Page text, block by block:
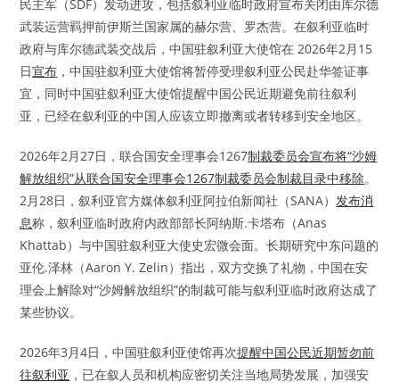
民主军（SDF）发动进攻，包括叙利亚临时政府宣布关闭由库尔德
武装运营羁押前伊斯兰国家属的赫尔营、罗杰营。在叙利亚临时
政府与库尔德武装交战后，中国驻叙利亚大使馆在 2026年2月15
日宣布 ，中国驻叙利亚大使馆将暂停受理叙利亚公民赴华签证事
宜，同时中国驻叙利亚大使馆提醒中国公民近期避免前往叙利
亚，已经在叙利亚的中国人应该立即撤离或者转移到安全地区。
2026年2月27日，联合国安全理事会1267制裁委员会宣布将“沙姆
解放组织”从联合国安全理事会1267制裁委员会制裁目录中移除。
2月28日，叙利亚官方媒体叙利亚阿拉伯新闻社（SANA） 发布消
息称，叙利亚临时政府内政部部长阿纳斯.卡塔布（Anas
Khattab）与中国驻叙利亚大使史宏微会面。长期研究中东问题的
亚伦.泽林（Aaron Y. Zelin）指出，双方交换了礼物，中国在安
理会上解除对“沙姆解放组织”的制裁可能与叙利亚临时政府达成了
某些协议。
2026年3月4日，中国驻叙利亚使馆再次提醒中国公民近期暂勿前
往叙利亚 ，已在叙人员和机构应密切关注当地局势发展，加强安